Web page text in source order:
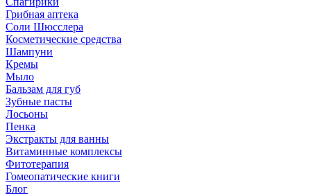
Грибная аптека
Соли Шюсслера
Косметические средства
Шампуни
Кремы
Мыло
Бальзам для губ
Зубные пасты
Лосьоны
Пенка
Экстракты для ванны
Витаминные комплексы
Фитотерапия
Гомеопатические книги
Блог